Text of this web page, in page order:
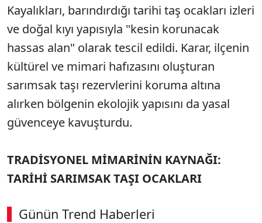
Kayalıkları, barındırdığı tarihi taş ocakları izleri
ve doğal kıyı yapısıyla "kesin korunacak
hassas alan" olarak tescil edildi. Karar, ilçenin
kültürel ve mimari hafızasını oluşturan
sarımsak taşı rezervlerini koruma altına
alırken bölgenin ekolojik yapısını da yasal
güvenceye kavuşturdu.
TRADİSYONEL MİMARİNİN KAYNAĞI:
TARİHİ SARIMSAK TAŞI OCAKLARI
Günün Trend Haberleri